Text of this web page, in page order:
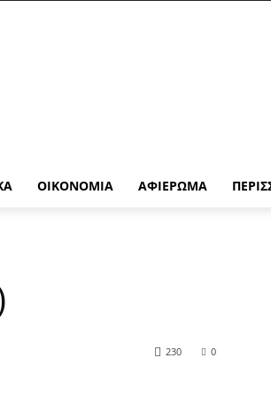
ΟΙΚΟΝΟΜΊΑ ΑΦΙΈΡΩΜΑ
0
230